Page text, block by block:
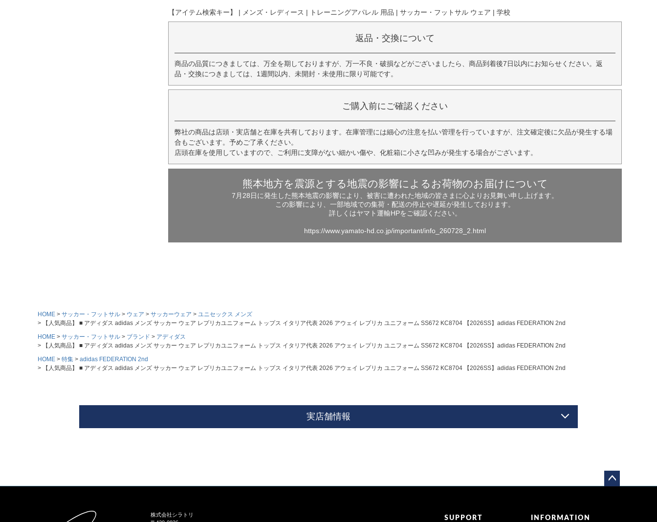
【アイテム検索キー】 | メンズ・レディース | トレーニングアパレル 用品 | サッカー・フットサル ウェア | 学校
返品・交換について
商品の品質につきましては、万全を期しておりますが、万一不良・破損などがございましたら、商品到着後7日以内にお知らせください。返
品・交換につきましては、1週間以内、未開封・未使用に限り可能です。
ご購入前にご確認ください
弊社の商品は店頭・実店舗と在庫を共有しております。在庫管理には細心の注意を払い管理を行っていますが、注文確定後に欠品が発生する場
合もございます。予めご了承ください。
店頭在庫を使用していますので、ご利用に支障がない細かい傷や、化粧箱に小さな凹みが発生する場合がございます。
熊本地方を震源とする地震の影響によるお荷物のお届けについて
7月28日に発生した熊本地震の影響により、被害に遭われた地域の皆さまに心よりお見舞い申し上げます。
この影響により、一部地域での集荷・配送の停止や遅延が発生しております。
詳しくはヤマト運輸HPをご確認ください。
https://www.yamato-hd.co.jp/important/info_260728_2.html
HOME サッカー・フットサル ウェア サッカーウェア
ユニセックス メンズ
【人気商品】 ■ アディダス adidas メンズ サッカー ウェア レプリカユニフォーム トップス イタリア代表 2026 アウェイ レプリカ ユニフォーム SS672 KC8704 【2026SS】adidas FEDERATION 2nd
HOME
サッカー・フットサル ブランド
アディダス
【人気商品】 ■ アディダス adidas メンズ サッカー ウェア レプリカユニフォーム トップス イタリア代表 2026 アウェイ レプリカ ユニフォーム SS672 KC8704 【2026SS】adidas FEDERATION 2nd
HOME
特集
adidas FEDERATION 2nd
【人気商品】 ■ アディダス adidas メンズ サッカー ウェア レプリカユニフォーム トップス イタリア代表 2026 アウェイ レプリカ ユニフォーム SS672 KC8704 【2026SS】adidas FEDERATION 2nd
実店舗情報
株式会社シラトリ
SUPPORT INFORMATION